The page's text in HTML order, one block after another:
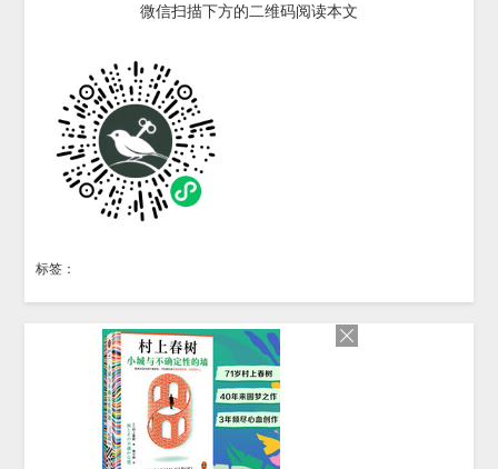
微信扫描下方的二维码阅读本文
标签：